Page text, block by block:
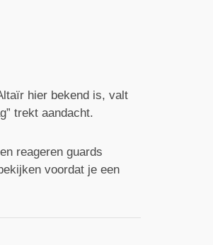
hier bekend is, valt
trekt aandacht.
reageren guards
voordat je een